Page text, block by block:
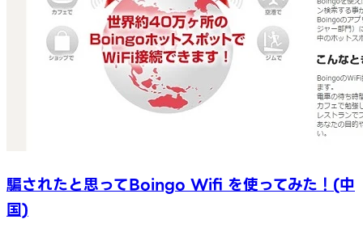
騙されたと思ってBoingo Wifi を使ってみた！(中
国)